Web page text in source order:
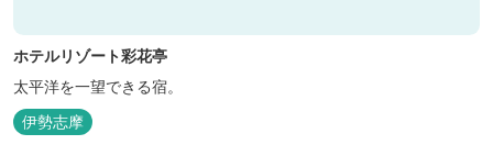
ホテルリゾート彩花亭
太平洋を一望できる宿。
伊勢志摩